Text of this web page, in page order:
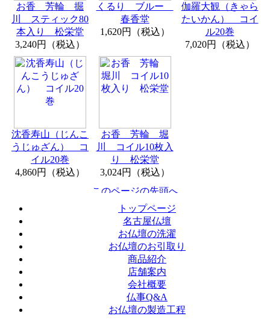
お香 芳輪 掘
川 スティック80
本入り 松栄堂
3,240円（税込）
くるり ブルー
春香堂
1,620円（税込）
伽羅大観（きゃら
たいかん） コイ
ル20巻
7,020円（税込）
沈香寿山（じんこ
うじゅざん） コ
イル20巻
4,860円（税込）
お香 芳輪 堀
川 コイル10枚入
り 松栄堂
3,024円（税込）
トップページ
名古屋仏壇
お仏壇の洗濯
お仏壇のお引取り
商品紹介
店舗案内
会社概要
仏事Q&A
お仏壇の製造工程